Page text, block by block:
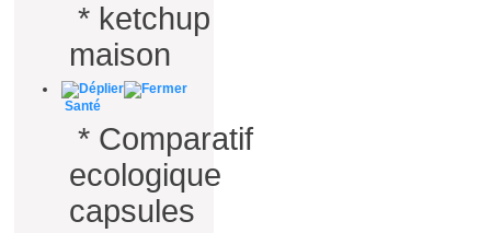
* ketchup
maison
Santé
* Comparatif
ecologique
capsules